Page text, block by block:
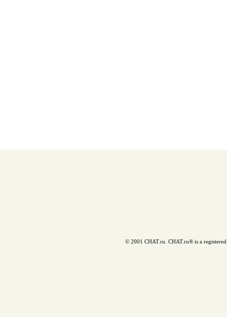
© 2001 CHAT.ru. CHAT.ru® is a